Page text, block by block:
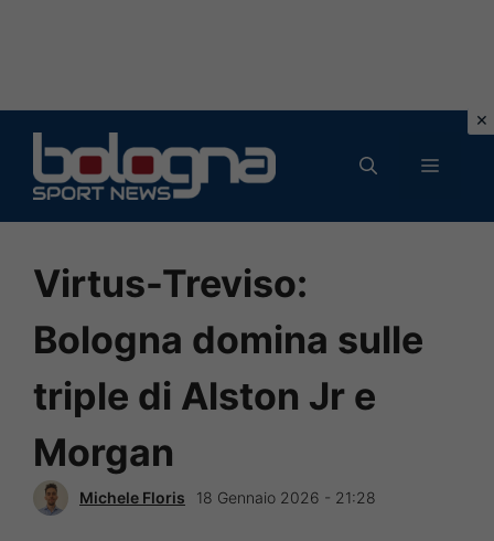
contenuto
MENU
Virtus-Treviso:
Bologna domina sulle
triple di Alston Jr e
Morgan
Michele Floris 18 Gennaio 2026 - 21:28